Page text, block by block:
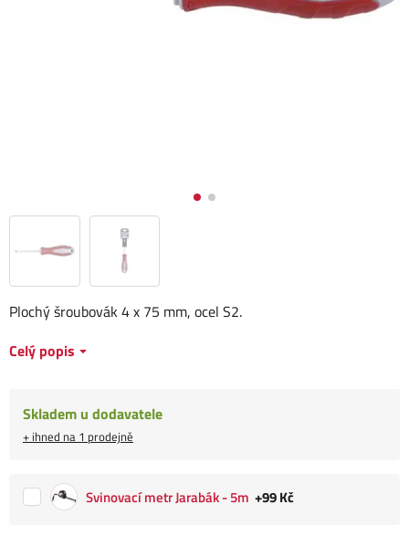
Plochý šroubovák 4 x 75 mm, ocel S2.
Celý popis
Skladem u dodavatele
+ ihned na 1 prodejně
Svinovací metr Jarabák - 5m +99 Kč